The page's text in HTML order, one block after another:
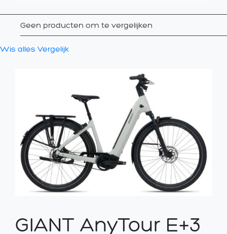
Geen producten om te vergelijken
Wis alles Vergelijk
GIANT AnyTour E+3